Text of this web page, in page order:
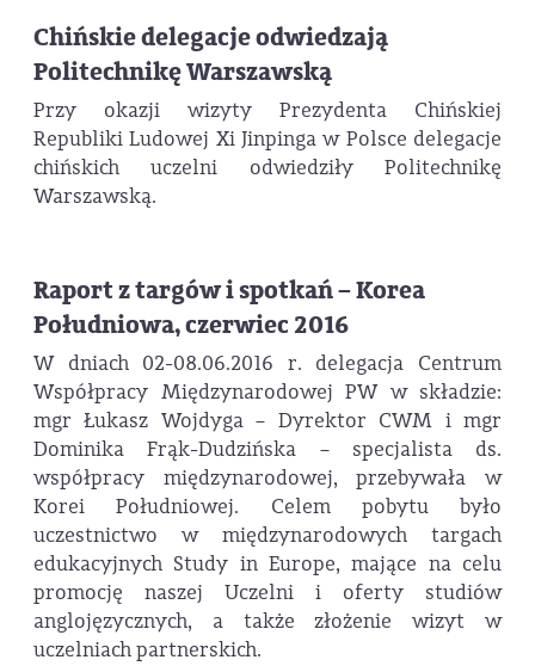
Chińskie delegacje odwiedzają
Politechnikę Warszawską
Przy okazji wizyty Prezydenta Chińskiej
Republiki Ludowej Xi Jinpinga w Polsce delegacje
chińskich uczelni odwiedziły Politechnikę
Warszawską.
Raport z targów i spotkań – Korea
Południowa, czerwiec 2016
W dniach 02-08.06.2016 r. delegacja Centrum
Współpracy Międzynarodowej PW w składzie:
mgr Łukasz Wojdyga – Dyrektor CWM i mgr
Dominika Frąk-Dudzińska – specjalista ds.
współpracy międzynarodowej, przebywała w
Korei Południowej. Celem pobytu było
uczestnictwo w międzynarodowych targach
edukacyjnych Study in Europe, mające na celu
promocję naszej Uczelni i oferty studiów
anglojęzycznych, a także złożenie wizyt w
uczelniach partnerskich.